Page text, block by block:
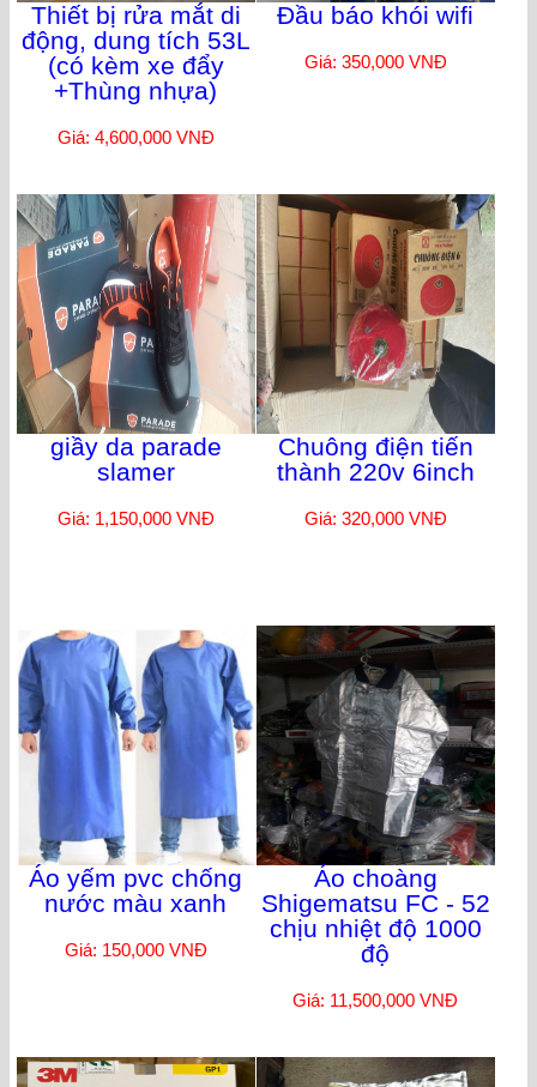
Thiết bị rửa mắt di
động, dung tích 53L
(có kèm xe đẩy
+Thùng nhựa)
Giá: 4,600,000 VNĐ
Đầu báo khói wifi
Giá: 350,000 VNĐ
giầy da parade
slamer
Giá: 1,150,000 VNĐ
Chuông điện tiến
thành 220v 6inch
Giá: 320,000 VNĐ
Áo yếm pvc chống
nước màu xanh
Giá: 150,000 VNĐ
Áo choàng
Shigematsu FC - 52
chịu nhiệt độ 1000
độ
Giá: 11,500,000 VNĐ